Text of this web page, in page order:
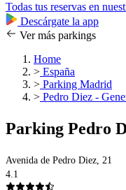
Todas tus reservas en
Descárgate la app
Ver más parkings
Home
> España
> Parking Madrid
> Pedro Diez -
Parking Pedro
Avenida de Pedro Diez, 21
4.1